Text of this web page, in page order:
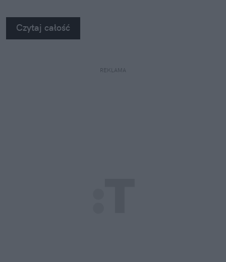
Czytaj całość
REKLAMA